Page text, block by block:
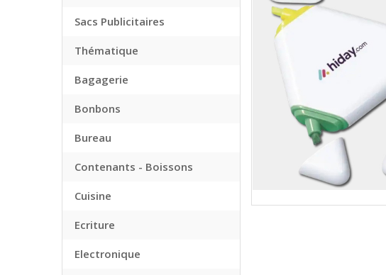
Sacs Publicitaires
Thématique
Bagagerie
Bonbons
Bureau
Contenants - Boissons
Cuisine
Ecriture
Electronique